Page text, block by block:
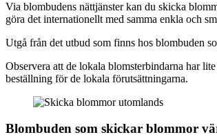
Via blombudens nättjänster kan du skicka
göra det internationellt med samma enkla och
Utgå från det utbud som finns hos blombuden
Observera att de lokala blomsterbindarna har
beställning för de lokala förutsättningarna.
Blombuden som skickar blommor